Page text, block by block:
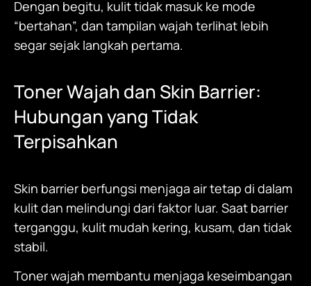
Dengan begitu, kulit tidak masuk ke mode
“bertahan”, dan tampilan wajah terlihat lebih
segar sejak langkah pertama.
Toner Wajahdan Skin Barrier:
Hubungan yang Tidak
Terpisahkan
Skin barrier berfungsi menjaga air tetap di dalam
kulit dan melindungi dari faktor luar. Saat barrier
terganggu, kulit mudah kering, kusam, dan tidak
stabil.
Toner wajah membantu menjaga keseimbangan